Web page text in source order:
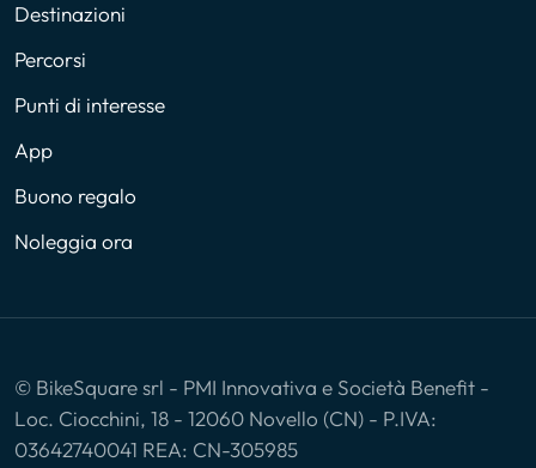
Destinazioni
Percorsi
Punti di interesse
App
Buono regalo
Noleggia ora
© BikeSquare srl - PMI Innovativa e Società Benefit -
Loc. Ciocchini, 18 - 12060 Novello (CN) - P.IVA:
03642740041 REA: CN-305985